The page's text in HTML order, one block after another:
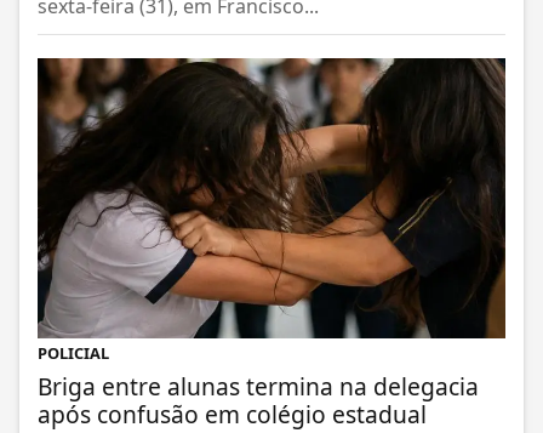
sexta-feira (31), em Francisco...
POLICIAL
Briga entre alunas termina na delegacia
após confusão em colégio estadual